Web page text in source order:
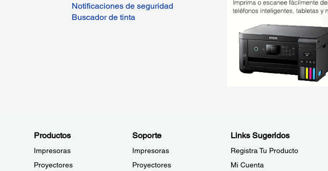
Notificaciones de seguridad
Buscador de tinta
Productos
Impresoras
Proyectores
Soporte
Impresoras
Proyectores
Links Sugeridos
Registra Tu Producto
Mi Cuenta